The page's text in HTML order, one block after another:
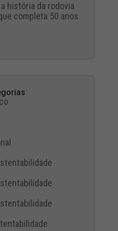
história da rodovia
completa 50 anos